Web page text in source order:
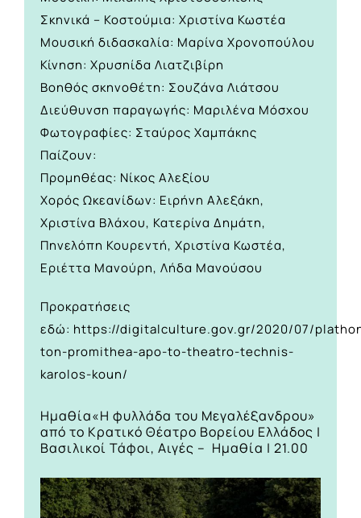
Σκηνικά – Κοστούμια: Χριστίνα Κωστέα
Μουσική διδασκαλία: Μαρίνα Χρονοπούλου
Κίνηση: Χρυσηίδα Λιατζιβίρη
Βοηθός σκηνοθέτη: Σουζάνα Λιάτσου
Διεύθυνση παραγωγής: Μαριλένα Μόσχου
Φωτογραφίες: Σταύρος Χαμπάκης
Παίζουν:
Προμηθέας: Νίκος Αλεξίου
Χορός Ωκεανίδων: Ειρήνη Αλεξάκη,
Χριστίνα Βλάχου, Κατερίνα Δημάτη,
Πηνελόπη Κουρεντή, Χριστίνα Κωστέα,
Εριέττα Μανούρη, Λήδα Μανούσου
Προκρατήσεις
εδώ: https://digitalculture.gov.gr/2020/07/
ton-promithea-apo-to-theatro-technis-
karolos-koun/
Ημαθία«Η φυλλάδα του Μεγαλέξανδρου»
από το Κρατικό Θέατρο Βορείου Ελλάδος |
Βασιλικοί Τάφοι, Αιγές – Ημαθία | 21.00